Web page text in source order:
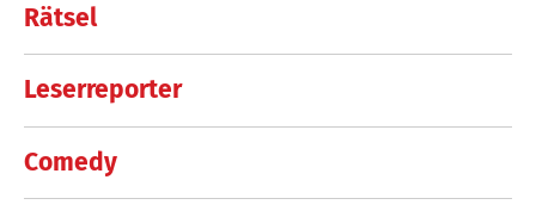
Rätsel
Leserreporter
Comedy